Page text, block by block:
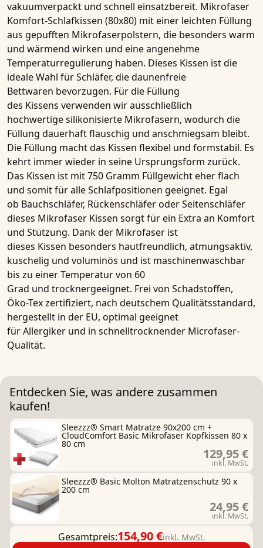
vakuumverpackt und schnell einsatzbereit. Mikrofaser
Komfort-Schlafkissen (80x80) mit einer leichten Füllung
aus gepufften Mikrofaserpolstern, die besonders warm
und wärmend wirken und eine angenehme
Temperaturregulierung haben. Dieses Kissen ist die
ideale Wahl für Schläfer, diedaunenfreie
Bettwaren bevorzugen. Für die Füllung
des Kissens verwenden wir ausschließlich
hochwertigesilikonisierte Mikrofasern, wodurch die
Füllung dauerhaft flauschig und anschmiegsam bleibt.
Die Füllung macht das Kissen flexibel und formstabil. Es
kehrt immer wieder in seine Ursprungsform zurück.
Das Kissen ist mit750 Gramm Füllgewichteher flach
und somit für alle Schlafpositionen geeignet. Egal
ob Bauchschläfer, Rückenschläfer oder Seitenschläfer
dieses Mikrofaser Kissen sorgt für ein Extra an Komfort
und Stützung. Dank der Mikrofaser ist
dieses Kissen besonders hautfreundlich, atmungsaktiv,
kuschelig und voluminös und ist maschinenwaschbar
bis zu einer Temperatur von 60
Grad und trocknergeeignet. Frei von Schadstoffen,
Öko-Tex zertifiziert, nach deutschem Qualitätsstandard,
hergestellt in der EU, optimal geeignet
fürAllergiker und in schnelltrocknender Microfaser-
Qualität.
Entdecken Sie, was andere zusammen
kaufen!
Sleezzz® Smart Matratze 90x200 cm +
CloudComfort Basic Mikrofaser Kopfkissen 80 x
80 cm
129,95 €
inkl. MwSt.
Sleezzz® Basic Molton Matratzenschutz 90 x
200 cm
24,95 €
inkl. MwSt.
Gesamtpreis:154,90 €inkl. MwSt.